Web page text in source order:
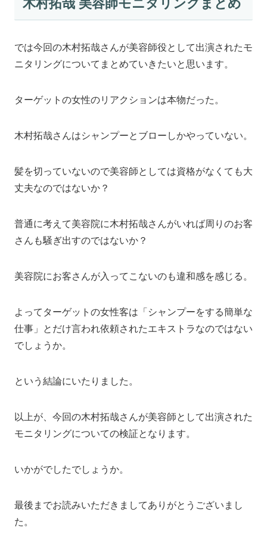
木村拓哉 美容師モニタリングまとめ
では今回の木村拓哉さんが美容師役として出演されたモ
ニタリングについてまとめていきたいと思います。
ターゲットの女性のリアクションは本物だった。
木村拓哉さんはシャンプーとブローしかやっていない。
髪を切っていないので美容師としては資格がなくても大
丈夫なのではないか？
普通に考えて美容院に木村拓哉さんがいれば周りのお客
さんも騒ぎ出すのではないか？
美容院にお客さんが入ってこないのも違和感を感じる。
よってターゲットの女性客は「シャンプーをする簡単な
仕事」とだけ言われ依頼されたエキストラなのではない
でしょうか。
という結論にいたりました。
以上が、今回の木村拓哉さんが美容師として出演された
モニタリングについての検証となります。
いかがでしたでしょうか。
最後までお読みいただきましてありがとうございまし
た。